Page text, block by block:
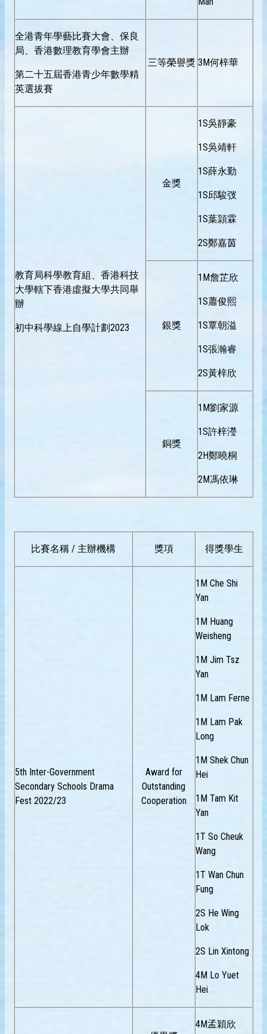
全港青年學藝比賽大會、保良
局、香港數理教育學會主辦
第二十五屆香港青少年數學精
英選拔賽
三等榮譽獎 3M何梓華
教育局科學教育組、香港科技
大學轄下香港虛擬大學共同舉
辦
初中科學線上自學計劃2023
金獎
1S吳靜豪
1S吳靖軒
1S薛永勤
1S邱駿弢
1S葉頴霖
2S鄭嘉茵
銀獎
1M詹芷欣
1S蕭俊熙
1S覃朝溢
1S張瀚睿
2S黃梓欣
銅獎
1M劉家源
1S許梓瀅
2H鄭曉桐
2M馮依琳
比賽名稱 / 主辦機構 獎項 得獎學生
5th Inter-Government
Secondary Schools Drama
Fest 2022/23
Award for
Outstanding
Cooperation
1M Che Shi
Yan
1M Huang
Weisheng
1M Jim Tsz
Yan
1M Lam Ferne
1M Lam Pak
Long
1M Shek Chun
Hei
1M Tam Kit
Yan
1T So Cheuk
Wang
1T Wan Chun
Fung
2S He Wing
Lok
2S Lin Xintong
4M Lo Yuet
Hei
4M孟穎欣